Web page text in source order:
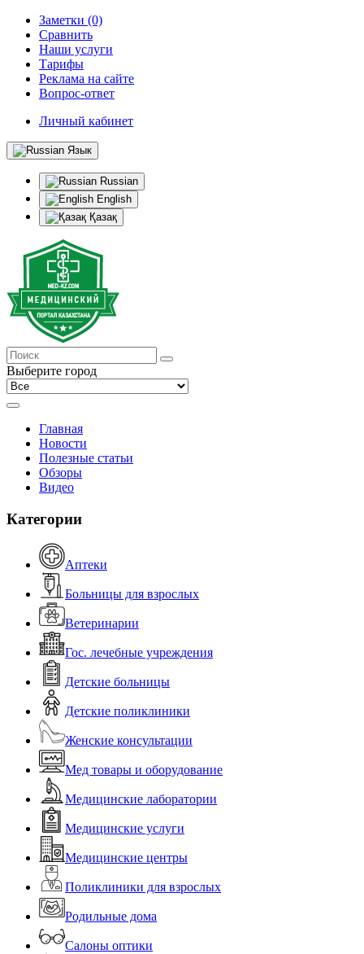
Заметки (0)
Сравнить
Наши услуги
Тарифы
Реклама на сайте
Вопрос-ответ
Личный кабинет
Язык
Russian
English
Қазақ
Выберите город
Главная
Новости
Полезные статьи
Обзоры
Видео
Категории
Аптеки
Больницы для взрослых
Ветеринарии
Гос. лечебные учреждения
Детские больницы
Детские поликлиники
Женские консультации
Мед товары и оборудование
Медицинские лаборатории
Медицинские услуги
Медицинские центры
Поликлиники для взрослых
Родильные дома
Салоны оптики